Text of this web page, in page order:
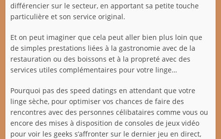
différencier sur le secteur, en apportant sa petite touche
particulière et son service original.
Et on peut imaginer que cela peut aller bien plus loin que
de simples prestations liées à la gastronomie avec de la
restauration ou des boissons et à la propreté avec des
services utiles complémentaires pour votre linge…
Pourquoi pas des speed datings en attendant que votre
linge sèche, pour optimiser vos chances de faire des
rencontres avec des personnes célibataires comme vous ou
encore des mises à disposition de consoles de jeux vidéo
pour voir les geeks s’affronter sur le dernier jeu en direct,